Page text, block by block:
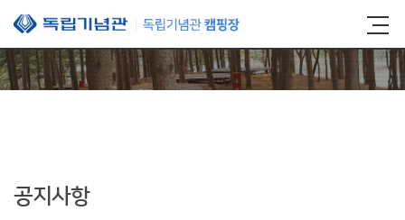
본문 바로가기
공지사항